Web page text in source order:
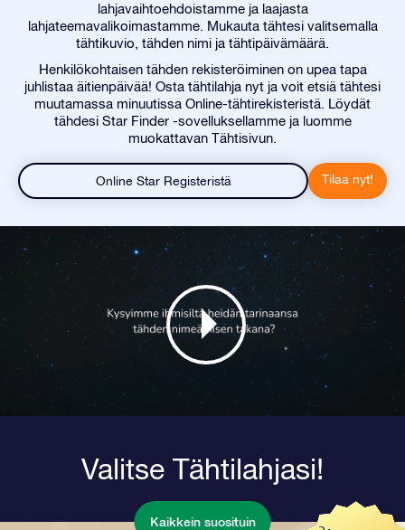
lahjavaihtoehdoistamme ja laajasta
lahjateemavalikoimastamme. Mukauta tähtesi valitsemalla
tähtikuvio, tähden nimi ja tähtipäivämäärä.
Henkilökohtaisen tähden rekisteröiminen on upea tapa
juhlistaa äitienpäivää! Osta tähtilahja nyt ja voit etsiä tähtesi
muutamassa minuutissa Online-tähtirekisteristä. Löydät
tähdesi Star Finder -sovelluksellamme ja luomme
muokattavan Tähtisivun.
Online Star Registeristä Tilaa nyt!
Valitse Tähtilahjasi!
Kaikkein suosituin